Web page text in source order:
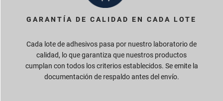
GARANTÍA DE CALIDAD EN CADA LOTE
Cada lote de adhesivos pasa por nuestro laboratorio de
calidad, lo que garantiza que nuestros productos
cumplan con todos los criterios establecidos. Se emite la
documentación de respaldo antes del envío.